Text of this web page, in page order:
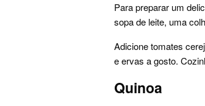
Para preparar um
sopa de leite, uma
Adicione tomates
e ervas a gosto.
Quinoa